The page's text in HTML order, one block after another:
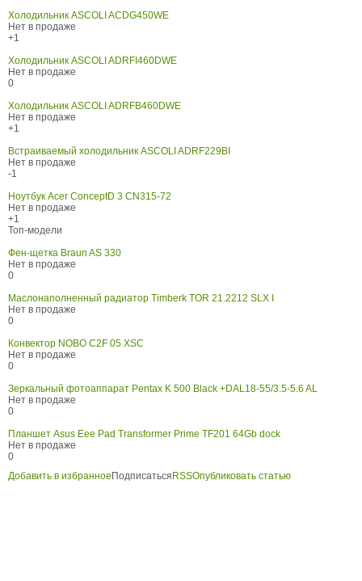
Холодильник ASCOLI ACDG450WE
Нет в продаже
+1
Холодильник ASCOLI ADRFI460DWE
Нет в продаже
0
Холодильник ASCOLI ADRFB460DWE
Нет в продаже
+1
Встраиваемый холодильник ASCOLI ADRF229BI
Нет в продаже
-1
Ноутбук Acer ConceptD 3 CN315-72
Нет в продаже
+1
Топ-модели
Фен-щетка Braun AS 330
Нет в продаже
0
Маслонаполненный радиатор Timberk TOR 21.2212 SLX I
Нет в продаже
0
Конвектор NOBO C2F 05 XSC
Нет в продаже
0
Зеркальный фотоаппарат Pentax K 500 Black +DAL18-55/3.5-5.6 AL
Нет в продаже
0
Планшет Asus Eee Pad Transformer Prime TF201 64Gb dock
Нет в продаже
0
Добавить в избранное Подписаться RSSОпубликовать статью